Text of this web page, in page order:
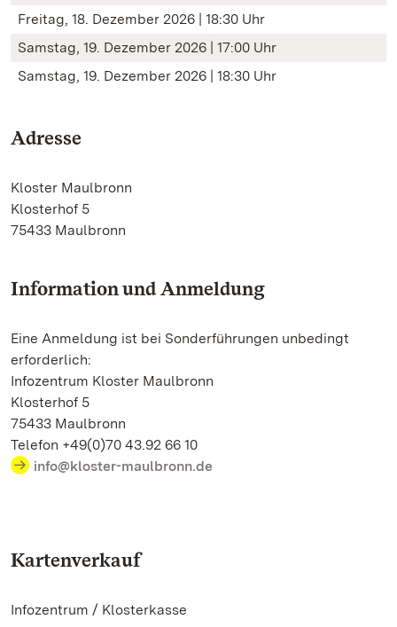
Freitag, 18. Dezember 2026 | 18:30 Uhr
Samstag, 19. Dezember 2026 | 17:00 Uhr
Samstag, 19. Dezember 2026 | 18:30 Uhr
Adresse
Kloster Maulbronn
Klosterhof 5
75433 Maulbronn
Information und Anmeldung
Eine Anmeldung ist bei Sonderführungen unbedingt
erforderlich:
Infozentrum Kloster Maulbronn
Klosterhof 5
75433 Maulbronn
Telefon +49(0)70 43.92 66 10
info@kloster-maulbronn.de
Kartenverkauf
Infozentrum / Klosterkasse